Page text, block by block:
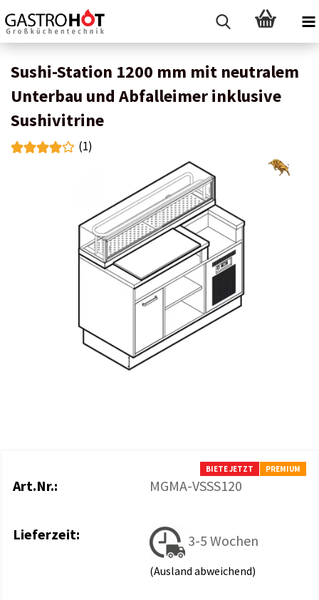
Sushi-Station 1200 mm mit neutralem
Unterbau und Abfalleimer inklusive
Sushivitrine
(1)
BIETE JETZT PREMIUM
Art.Nr.: MGMA-VSSS120
Lieferzeit: 3-5 Wochen
(Ausland abweichend)